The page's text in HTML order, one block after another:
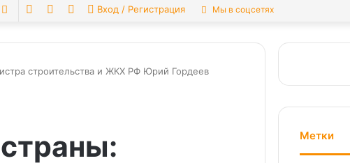
Искать SwitchSidebarСлучайная
Вход / Регистрация Мы в соцсетях
строительства и ЖКХ РФ Юрий Гордеев
Метки